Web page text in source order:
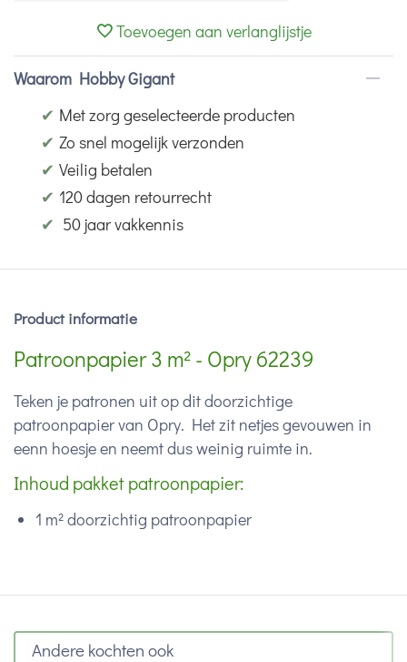
Toevoegen aan verlanglijstje
Waarom Hobby Gigant
✔ Met zorg geselecteerde producten
✔ Zo snel mogelijk verzonden
✔ Veilig betalen
✔ 120 dagen retourrecht
✔ 50 jaar vakkennis
Product informatie
Patroonpapier 3 m² - Opry 62239
Teken je patronen uit op dit doorzichtige
patroonpapier van Opry. Het zit netjes gevouwen in
eenn hoesje en neemt dus weinig ruimte in.
Inhoud pakket patroonpapier:
1 m² doorzichtig patroonpapier
Andere kochten ook